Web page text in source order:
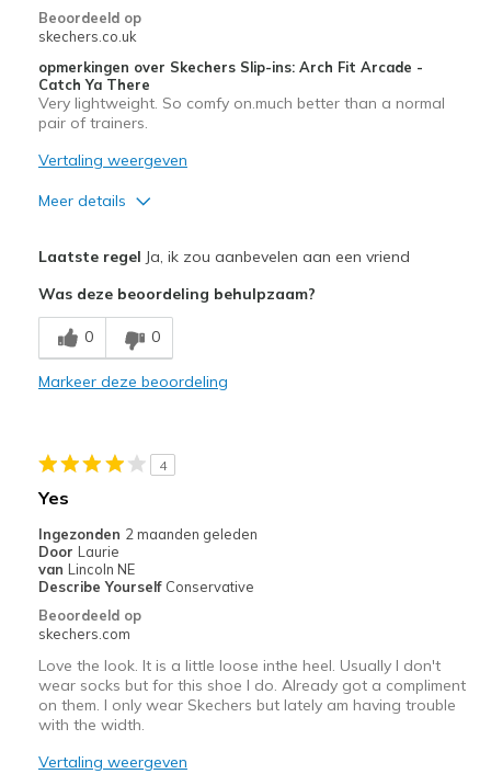
Sizing
View On Shoes
Beoordeeld op
skechers.co.uk
opmerkingen over Skechers Slip-ins: Arch Fit Arcade -
Catch Ya There
Very lightweight. So comfy on.much better than a normal
pair of trainers.
Vertaling weergeven
Meer details
Breathe Well
Comfortable
Going Out
Feels true to size
View On Shoes
I'm Into Shoes
Laatste regel Ja, ik zou aanbevelen aan een vriend
Was deze beoordeling behulpzaam?
0 0
Markeer deze beoordeling
4
Yes
Ingezonden 2 maanden geleden
Door Laurie
van Lincoln NE
Describe Yourself Conservative
Beoordeeld op
skechers.com
Love the look. It is a little loose inthe heel. Usually I don't
wear socks but for this shoe I do. Already got a compliment
on them. I only wear Skechers but lately am having trouble
with the width.
Vertaling weergeven